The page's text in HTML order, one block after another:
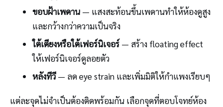
ขอบฝ้าเพดาน— แสงสะท้อนขึ้นเพดานทำให้ห้องดูสูง
และกว้างกว่าความเป็นจริง
ใต้เตียงหรือใต้เฟอร์นิเจอร์— สร้าง floating effect
ให้เฟอร์นิเจอร์ดูลอยตัว
หลังทีวี— ลด eye strain และเพิ่มมิติให้กำแพงเรียบๆ
แต่ละจุดไม่จำเป็นต้องติดพร้อมกัน เลือกจุดที่ตอบโจทย์ห้อง